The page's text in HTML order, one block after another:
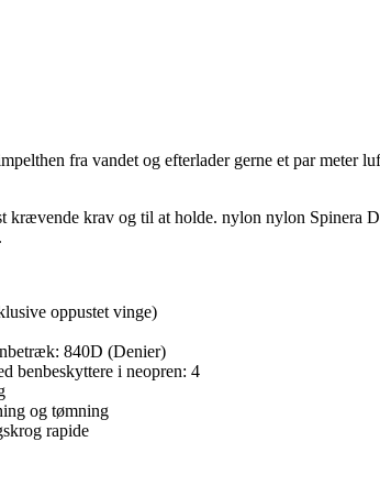
fra vandet og efterlader gerne et par meter
krævende krav og til at holde. nylon nylon Spinera
oppustet vinge)
840D (Denier)
benbeskyttere i neopren: 4
og tømning
rapide